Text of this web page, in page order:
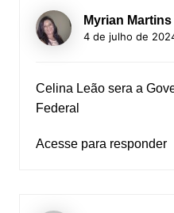
Myrian Martins
4 de julho de
Celina Leão sera a
Federal
Acesse para responder